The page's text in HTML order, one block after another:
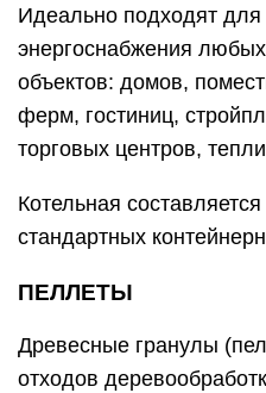
Идеально подходят для
энергоснабжения
объектов: домов,
ферм, гостиниц,
торговых центров,
Котельная
стандартных
ПЕЛЛЕТЫ
Древесные гранулы
отходов